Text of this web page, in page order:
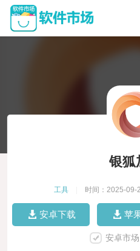
银狐
工具 时间：2025-09-
安卓下载 苹
安卓市